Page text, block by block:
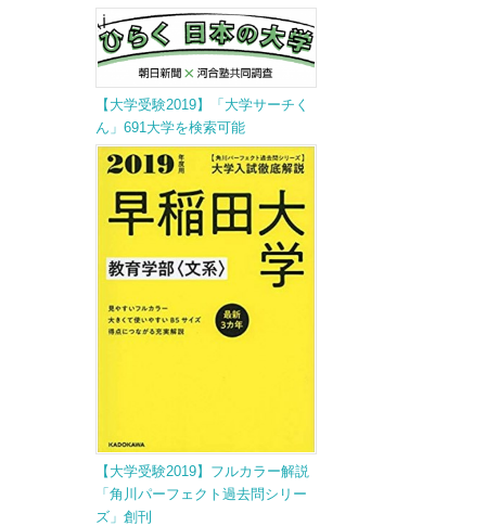
【大学受験2019】「大学サーチく
ん」691大学を検索可能
【大学受験2019】フルカラー解説
「角川パーフェクト過去問シリー
ズ」創刊